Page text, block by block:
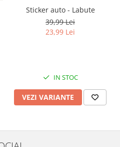
Sticker auto - Labute
39,99 Lei
23,99 Lei
IN STOC
VEZI VARIANTE